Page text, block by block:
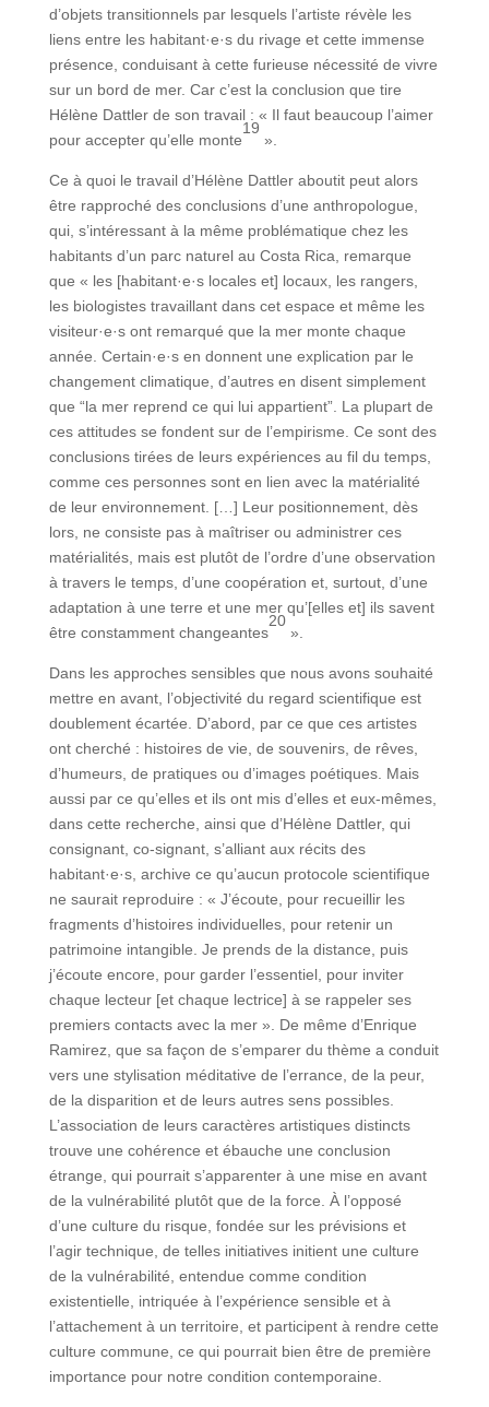
d’objets transitionnels par lesquels l’artiste révèle les
liens entre les habitant·e·s du rivage et cette immense
présence, conduisant à cette furieuse nécessité de vivre
sur un bord de mer. Car c’est la conclusion que tire
Hélène Dattler de son travail : « Il faut beaucoup l’aimer
pour accepter qu’elle monte
19
».
Ce à quoi le travail d’Hélène Dattler aboutit peut alors
être rapproché des conclusions d’une anthropologue,
qui, s’intéressant à la même problématique chez les
habitants d’un parc naturel au Costa Rica, remarque
que « les [habitant·e·s locales et] locaux, les rangers,
les biologistes travaillant dans cet espace et même les
visiteur·e·s ont remarqué que la mer monte chaque
année. Certain·e·s en donnent une explication par le
changement climatique, d’autres en disent simplement
que “la mer reprend ce qui lui appartient”. La plupart de
ces attitudes se fondent sur de l’empirisme. Ce sont des
conclusions tirées de leurs expériences au fil du temps,
comme ces personnes sont en lien avec la matérialité
de leur environnement. […] Leur positionnement, dès
lors, ne consiste pas à maîtriser ou administrer ces
matérialités, mais est plutôt de l’ordre d’une observation
à travers le temps, d’une coopération et, surtout, d’une
adaptation à une terre et une mer qu’[elles et] ils savent
être constamment changeantes
20
».
Dans les approches sensibles que nous avons souhaité
mettre en avant, l’objectivité du regard scientifique est
doublement écartée. D’abord, par ce que ces artistes
ont cherché : histoires de vie, de souvenirs, de rêves,
d’humeurs, de pratiques ou d’images poétiques. Mais
aussi par ce qu’elles et ils ont mis d’elles et eux-mêmes,
dans cette recherche, ainsi que d’Hélène Dattler, qui
consignant, co-signant, s’alliant aux récits des
habitant·e·s, archive ce qu’aucun protocole scientifique
ne saurait reproduire : « J’écoute, pour recueillir les
fragments d’histoires individuelles, pour retenir un
patrimoine intangible. Je prends de la distance, puis
j’écoute encore, pour garder l’essentiel, pour inviter
chaque lecteur [et chaque lectrice] à se rappeler ses
premiers contacts avec la mer ». De même d’Enrique
Ramirez, que sa façon de s’emparer du thème a conduit
vers une stylisation méditative de l’errance, de la peur,
de la disparition et de leurs autres sens possibles.
L’association de leurs caractères artistiques distincts
trouve une cohérence et ébauche une conclusion
étrange, qui pourrait s’apparenter à une mise en avant
de la vulnérabilité plutôt que de la force. À l’opposé
d’une culture du risque, fondée sur les prévisions et
l’agir technique, de telles initiatives initient une culture
de la vulnérabilité, entendue comme condition
existentielle, intriquée à l’expérience sensible et à
l’attachement à un territoire, et participent à rendre cette
culture commune, ce qui pourrait bien être de première
importance pour notre condition contemporaine.